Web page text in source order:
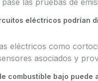
las pruebas de
eléctricos podrían
eléctricos como
asociados y
combustible bajo puede